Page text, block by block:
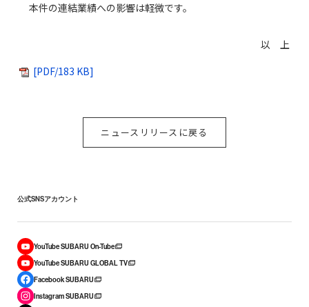
本件の連結業績への影響は軽微です。
以 上
[PDF/183 KB]
ニュースリリースに戻る
公式SNSアカウント
YouTube SUBARU On-Tube
YouTube SUBARU GLOBAL TV
Facebook SUBARU
Instagram SUBARU